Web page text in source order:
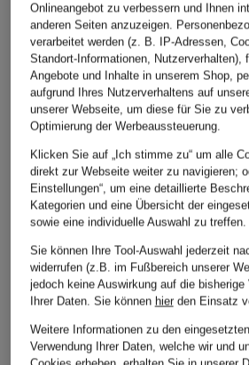
Ursprünglich:CHF 549 CHF 399
ÄHNLICHE ARTIKEL ENTDECKEN
Onlineangebot zu verbessern und Ihnen
anderen Seiten anzuzeigen.
verarbeitet werden (z. B. IP-Adressen,
Standort-Informationen, Nutzerverhalten),
Angebote und Inhalte in unserem Shop,
aufgrund Ihres Nutzerverhaltens auf
unserer Webseite, um diese für Sie zu
Optimierung der Werbeaussteuerung.
Klicken Sie auf „Ich stimme zu“ um alle
direkt zur Webseite weiter zu navigieren;
Einstellungen“, um eine detaillierte
Kategorien und eine Übersicht der
sowie eine individuelle Auswahl zu treffen.
Sie können Ihre Tool-Auswahl jederzeit
widerrufen (z.B. im Fußbereich unserer
jedoch keine Auswirkung auf die bisherige
Ihrer Daten. Sie können hierden Einsatz
Weitere Informationen zu den
Verwendung Ihrer Daten, welche wir und